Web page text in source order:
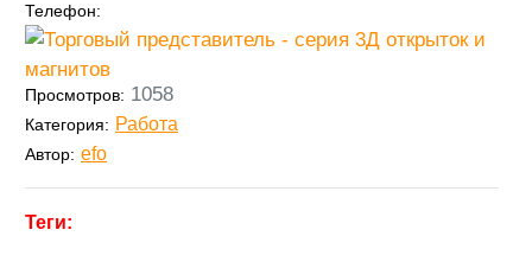
Телефон:
Просмотров: 1058
Категория: Работа
Автор: efo